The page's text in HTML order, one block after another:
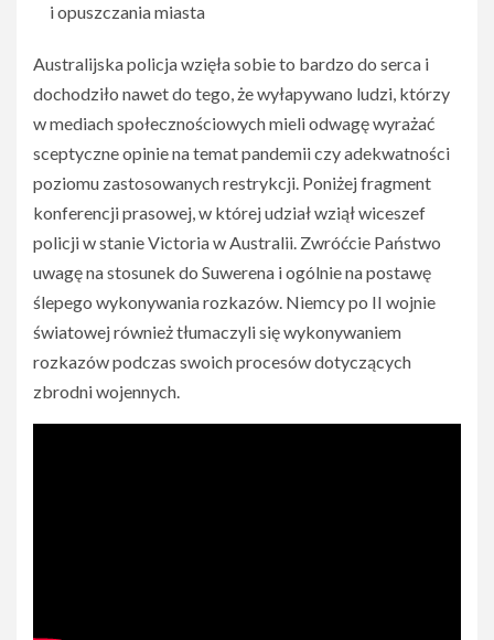
i opuszczania miasta
Australijska policja wzięła sobie to bardzo do serca i
dochodziło nawet do tego, że wyłapywano ludzi, którzy
w mediach społecznościowych mieli odwagę wyrażać
sceptyczne opinie na temat pandemii czy adekwatności
poziomu zastosowanych restrykcji. Poniżej fragment
konferencji prasowej, w której udział wziął wiceszef
policji w stanie Victoria w Australii. Zwróćcie Państwo
uwagę na stosunek do Suwerena i ogólnie na postawę
ślepego wykonywania rozkazów. Niemcy po II wojnie
światowej również tłumaczyli się wykonywaniem
rozkazów podczas swoich procesów dotyczących
zbrodni wojennych.